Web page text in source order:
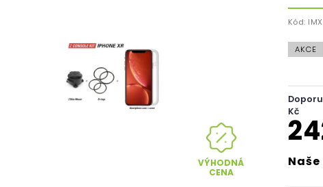
VÝHODNÁ
CENA
Kód:
AKCE
Kč